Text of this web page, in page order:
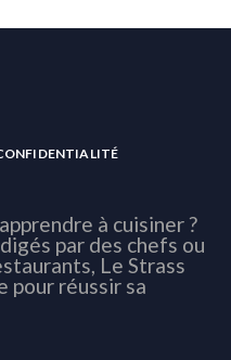
à cuisiner ?
par des chefs ou
Le Strass
réussir sa